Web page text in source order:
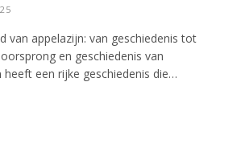
van appelazijn: van geschiedenis tot
en geschiedenis van
heeft een rijke geschiedenis die…